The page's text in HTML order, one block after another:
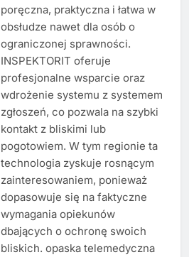
poręczna, praktyczna i łatwa w
obsłudze nawet dla osób o
ograniczonej sprawności.
INSPEKTORIT oferuje
profesjonalne wsparcie oraz
wdrożenie systemu z systemem
zgłoszeń, co pozwala na szybki
kontakt z bliskimi lub
pogotowiem. W tym regionie ta
technologia zyskuje rosnącym
zainteresowaniem, ponieważ
dopasowuje się na faktyczne
wymagania opiekunów
dbających o ochronę swoich
bliskich. opaska telemedyczna